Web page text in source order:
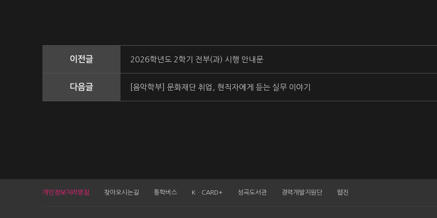
이전글 2026학년도 2학기 전부(과) 시행 안내문
다음글 [음악학부] 문화재단 취업, 현직자에게 듣는 실무 이야기
개인정보처리방침 찾아오시는길 통학버스 KㆍCARD+ 성곡도서관 경력개발지원단 웹진